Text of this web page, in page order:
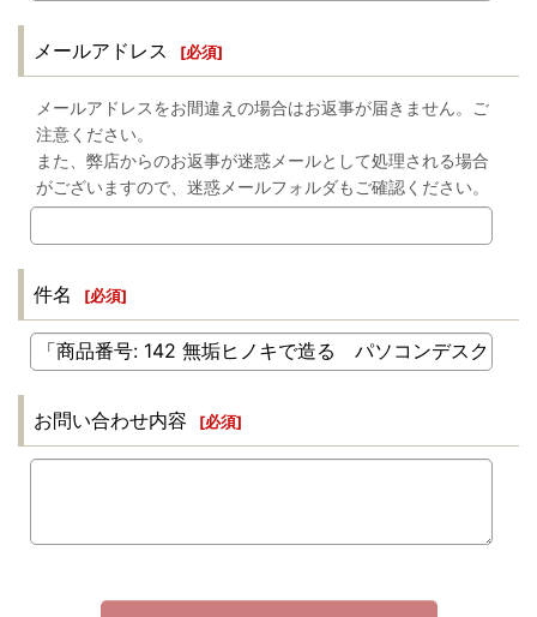
メールアドレス [必須]
メールアドレスをお間違えの場合はお返事が届きません。ご
注意ください。
また、弊店からのお返事が迷惑メールとして処理される場合
がございますので、迷惑メールフォルダもご確認ください。
件名 [必須]
お問い合わせ内容 [必須]